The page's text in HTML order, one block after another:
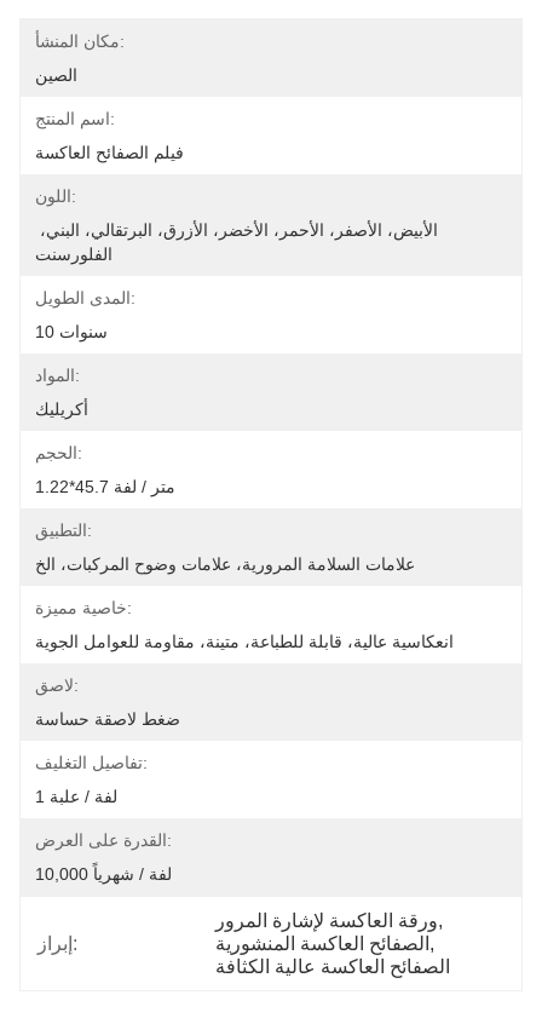
مكان المنشأ:
الصين
اسم المنتج:
فيلم الصفائح العاكسة
اللون:
الفلورسنت
المدى الطويل:
10 سنوات
المواد:
أكريليك
الحجم:
1.22*45.7 متر / لفة
التطبيق:
علامات السلامة المرورية، علامات وضوح المركبات، الخ
خاصية مميزة:
انعكاسية عالية، قابلة للطباعة، متينة، مقاومة للعوامل الجوية
لاصق:
ضغط لاصقة حساسة
تفاصيل التغليف:
1 لفة / علبة
القدرة على العرض:
10,000 لفة / شهرياً
إبراز:
ورقة العاكسة لإشارة المرور,
الصفائح العاكسة المنشورية ,
الصفائح العاكسة عالية الكثافة